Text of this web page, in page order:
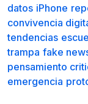
datos iPhone
convivencia
tendencias
trampa fake
pensamiento
emergencia